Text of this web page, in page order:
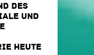
DES
UND
HEUTE